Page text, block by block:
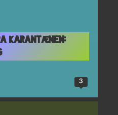
Karantænen:
3